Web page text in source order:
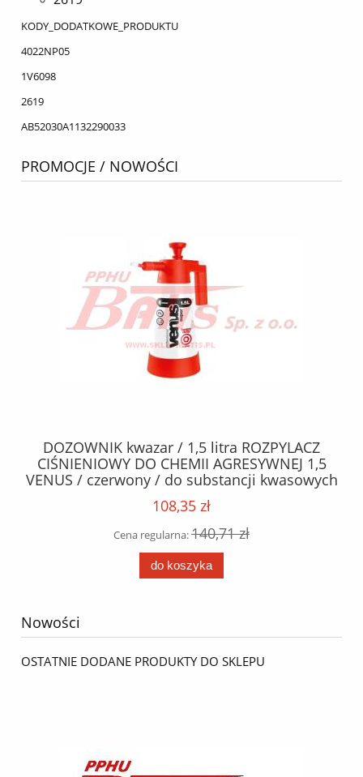
KODY_DODATKOWE_PRODUKTU
4022NP05
1V6098
2619
AB52030A1132290033
PROMOCJE / NOWOŚCI
DOZOWNIK kwazar / 1,5 litra ROZPYLACZ
CIŚNIENIOWY DO CHEMII AGRESYWNEJ 1,5
VENUS / czerwony / do substancji kwasowych
108,35 zł
Cena regularna:140,71 zł
do koszyka
Nowości
OSTATNIE DODANE PRODUKTY DO SKLEPU